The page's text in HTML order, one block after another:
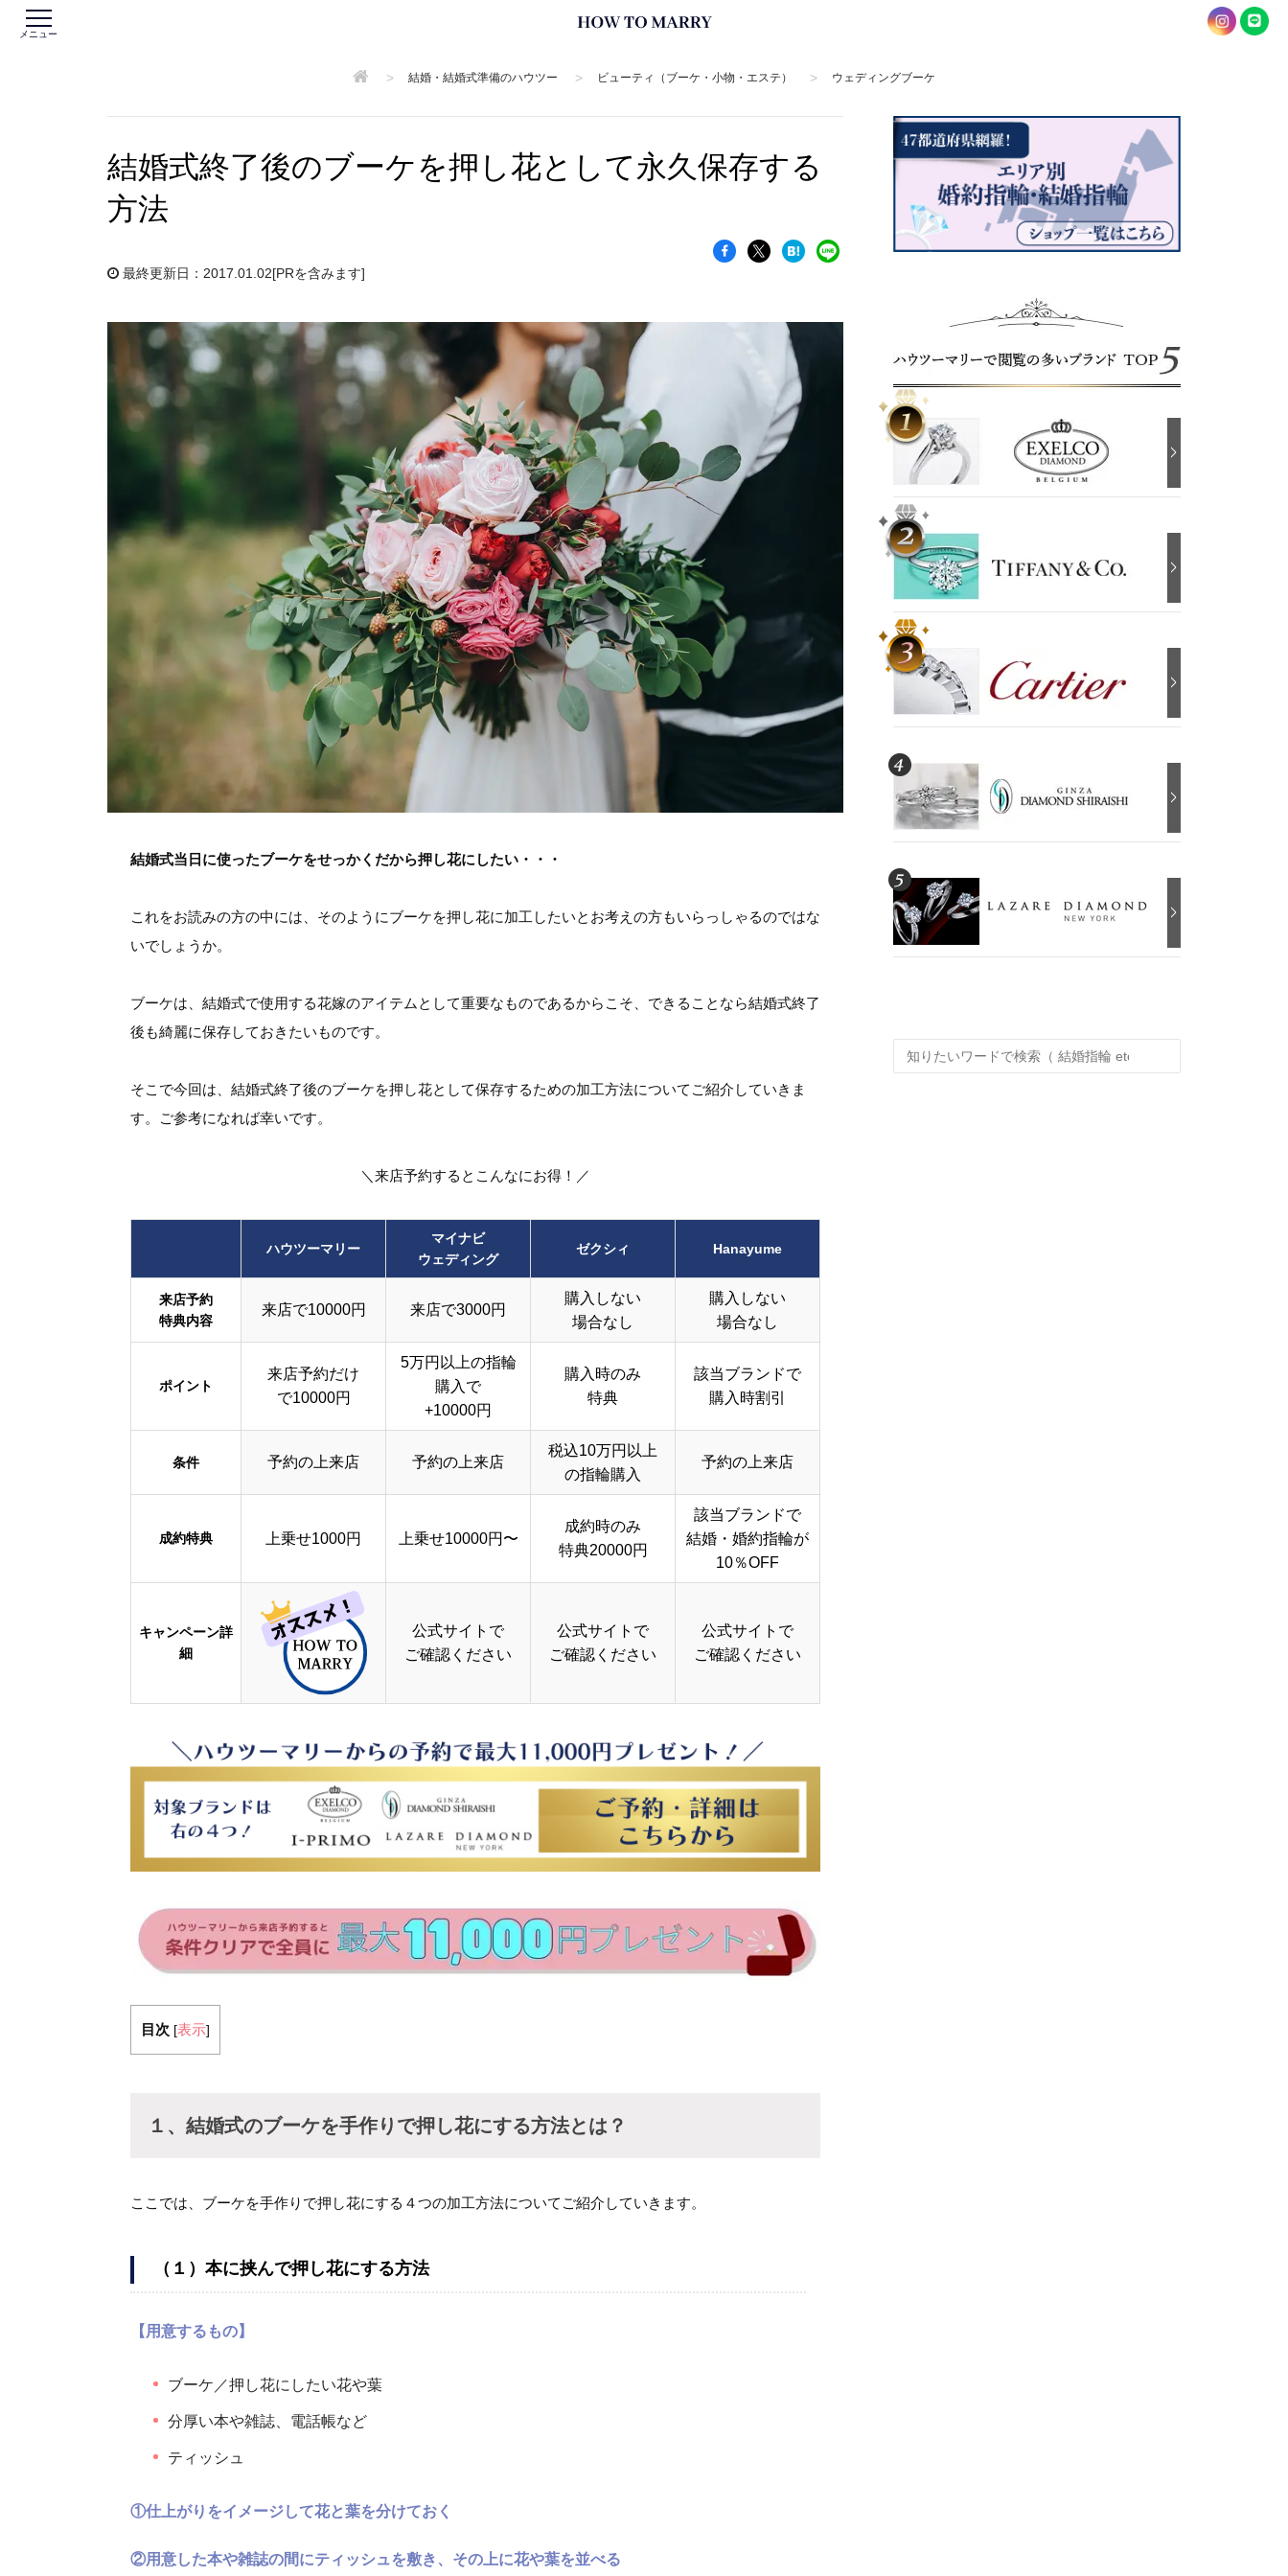
メニュー
> 結婚・結婚式準備のハウツー > ビューティ（ブーケ・小物・エステ） > ウェディングブーケ
結婚式終了後のブーケを押し花として永久保存する
方法
最終更新日：2017.01.02[PRを含みます]
結婚式当日に使ったブーケをせっかくだから押し花にしたい・・・
これをお読みの方の中には、そのようにブーケを押し花に加工したいとお考えの方もいらっしゃるのではな
いでしょうか。
ブーケは、結婚式で使用する花嫁のアイテムとして重要なものであるからこそ、できることなら結婚式終了
後も綺麗に保存しておきたいものです。
そこで今回は、結婚式終了後のブーケを押し花として保存するための加工方法についてご紹介していきま
す。ご参考になれば幸いです。
＼来店予約するとこんなにお得！／
ハウツーマリー
マイナビ
ウェディング
ゼクシィ Hanayume
来店予約
特典内容
来店で10000円 来店で3000円
購入しない
場合なし
購入しない
場合なし
ポイント
来店予約だけ
で10000円
5万円以上の指輪
購入で
+10000円
購入時のみ
特典
該当ブランドで
購入時割引
条件 予約の上来店 予約の上来店
税込10万円以上
の指輪購入
予約の上来店
成約特典 上乗せ1000円 上乗せ10000円〜
成約時のみ
特典20000円
該当ブランドで
結婚・婚約指輪が
10％OFF
キャンペーン詳
細
公式サイトで
ご確認ください
公式サイトで
ご確認ください
公式サイトで
ご確認ください
目次 [表示]
１、結婚式のブーケを手作りで押し花にする方法とは？
ここでは、ブーケを手作りで押し花にする４つの加工方法についてご紹介していきます。
（１）本に挟んで押し花にする方法
【用意するもの】
ブーケ／押し花にしたい花や葉
分厚い本や雑誌、電話帳など
ティッシュ
①仕上がりをイメージして花と葉を分けておく
②用意した本や雑誌の間にティッシュを敷き、その上に花や葉を並べる